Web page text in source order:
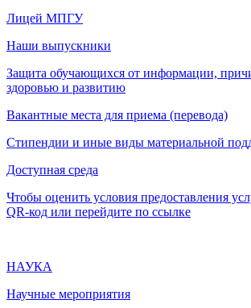
Лицей МПГУ
Наши выпускники
Защита обучающихся от информации,
здоровью и развитию
Вакантные места для приема (перевода)
Стипендии и иные виды материальной
Доступная среда
Чтобы оценить условия предоставления
QR-код или перейдите по ссылке
НАУКА
Научные мероприятия